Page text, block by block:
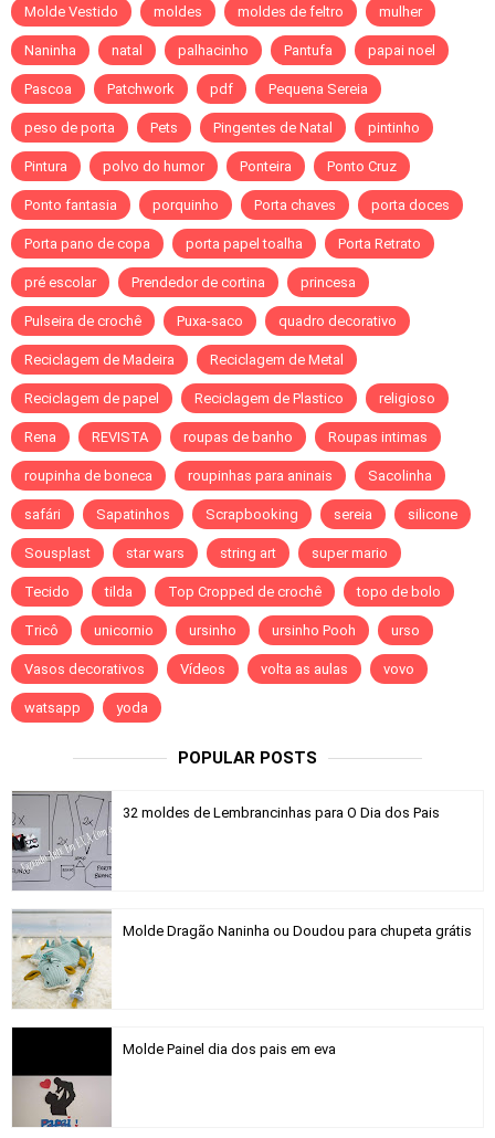
Molde Vestido moldes moldes de feltro mulher
Naninha natal palhacinho Pantufa papai noel
Pascoa Patchwork pdf Pequena Sereia
peso de porta Pets Pingentes de Natal pintinho
Pintura polvo do humor Ponteira Ponto Cruz
Ponto fantasia porquinho Porta chaves porta doces
Porta pano de copa porta papel toalha Porta Retrato
pré escolar Prendedor de cortina princesa
Pulseira de crochê Puxa-saco quadro decorativo
Reciclagem de Madeira Reciclagem de Metal
Reciclagem de papel Reciclagem de Plastico religioso
Rena REVISTA roupas de banho Roupas intimas
roupinha de boneca roupinhas para aninais Sacolinha
safári Sapatinhos Scrapbooking sereia silicone
Sousplast star wars string art super mario
Tecido tilda Top Cropped de crochê topo de bolo
Tricô unicornio ursinho ursinho Pooh urso
Vasos decorativos Vídeos volta as aulas vovo
watsapp yoda
POPULAR POSTS
32 moldes de Lembrancinhas para O Dia dos Pais
Molde Dragão Naninha ou Doudou para chupeta grátis
Molde Painel dia dos pais em eva